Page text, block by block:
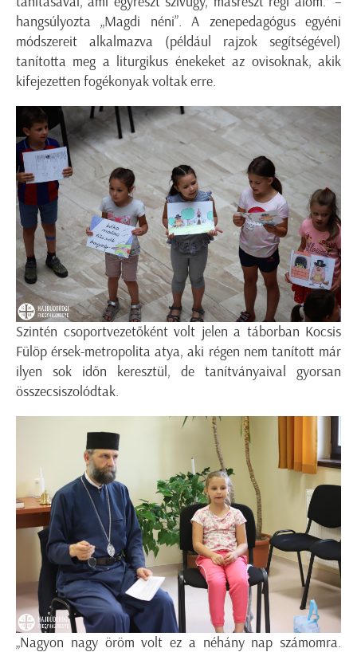
hangsúlyozta „Magdi néni”. A zenepedagógus egyéni
módszereit alkalmazva (például rajzok segítségével)
tanította meg a liturgikus énekeket az ovisoknak, akik
kifejezetten fogékonyak voltak erre.
Szintén csoportvezetőként volt jelen a táborban Kocsis
Fülöp érsek-metropolita atya, aki régen nem tanított már
ilyen sok időn keresztül, de tanítványaival gyorsan
összecsiszolódtak.
„Nagyon nagy öröm volt ez a néhány nap számomra.